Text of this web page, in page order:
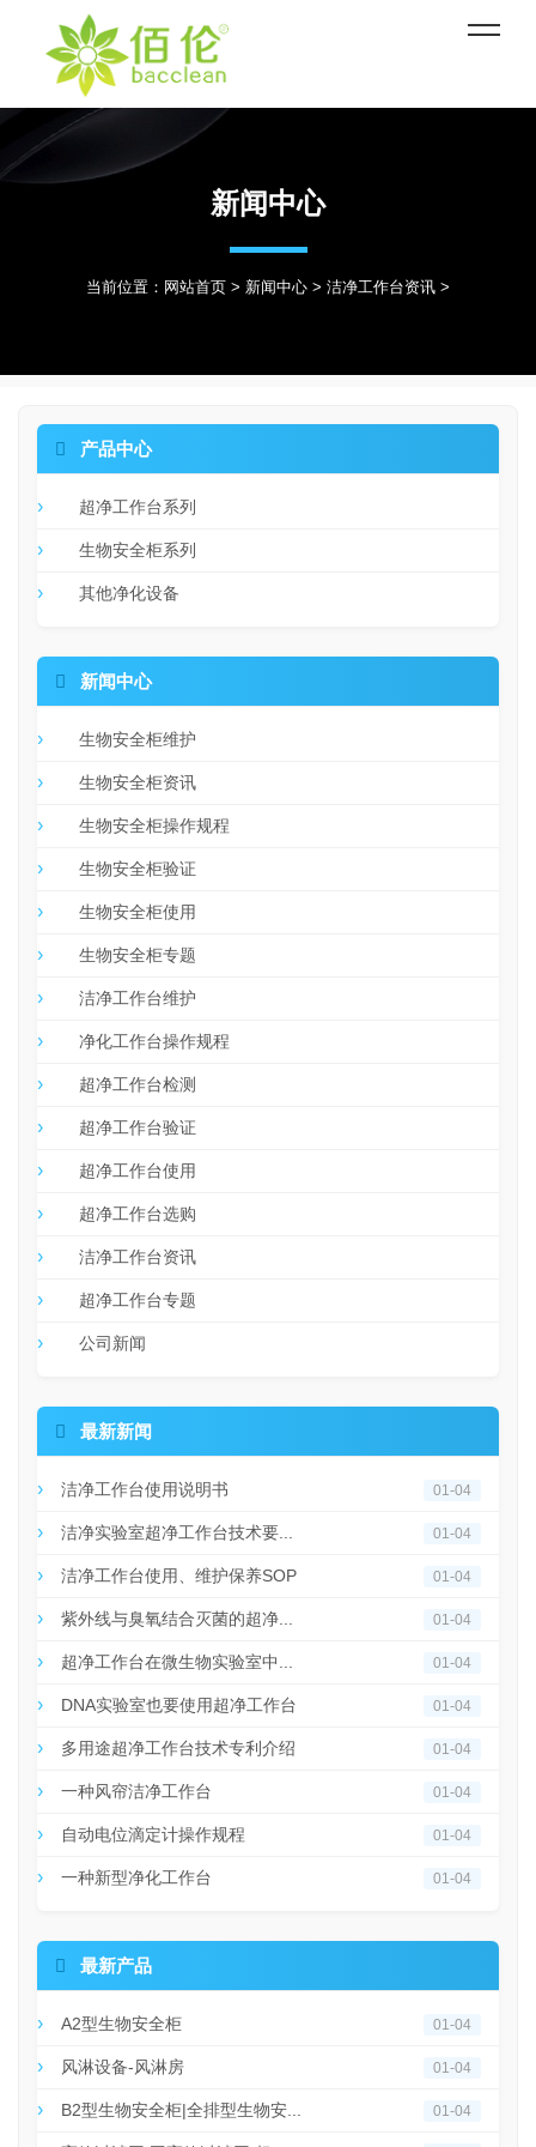
新闻中心
当前位置： 网站首页 > 新闻中心 > 洁净工作台资讯 >
 产品中心
超净工作台系列
生物安全柜系列
其他净化设备
 新闻中心
生物安全柜维护
生物安全柜资讯
生物安全柜操作规程
生物安全柜验证
生物安全柜使用
生物安全柜专题
洁净工作台维护
净化工作台操作规程
超净工作台检测
超净工作台验证
超净工作台使用
超净工作台选购
洁净工作台资讯
超净工作台专题
公司新闻
 最新新闻
洁净工作台使用说明书 01-04
洁净实验室超净工作台技术要... 01-04
洁净工作台使用、维护保养SOP 01-04
紫外线与臭氧结合灭菌的超净... 01-04
超净工作台在微生物实验室中... 01-04
DNA实验室也要使用超净工作台 01-04
多用途超净工作台技术专利介绍 01-04
一种风帘洁净工作台 01-04
自动电位滴定计操作规程 01-04
一种新型净化工作台 01-04
 最新产品
A2型生物安全柜 01-04
风淋设备-风淋房 01-04
B2型生物安全柜|全排型生物安... 01-04